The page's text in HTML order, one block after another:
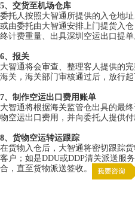
5、交货至机场仓库
委托人按照大智通所提供的入仓地
或由委托由大智通安排上门提货入
终计费重量、出具深圳空运出口提单
6、报关
大智通将会审查、整理客人提供的
海关，海关部门审核通过后，放行
7、制作空运出口费用账单
大智通将根据海关监管仓出具的最
物空运出口费用，并向委托人提供付
8、货物空运转运跟踪
在货物入仓后，大智通将密切跟踪
客户；如是DDU或DDP清关派送服
合，直至货物派送签收。